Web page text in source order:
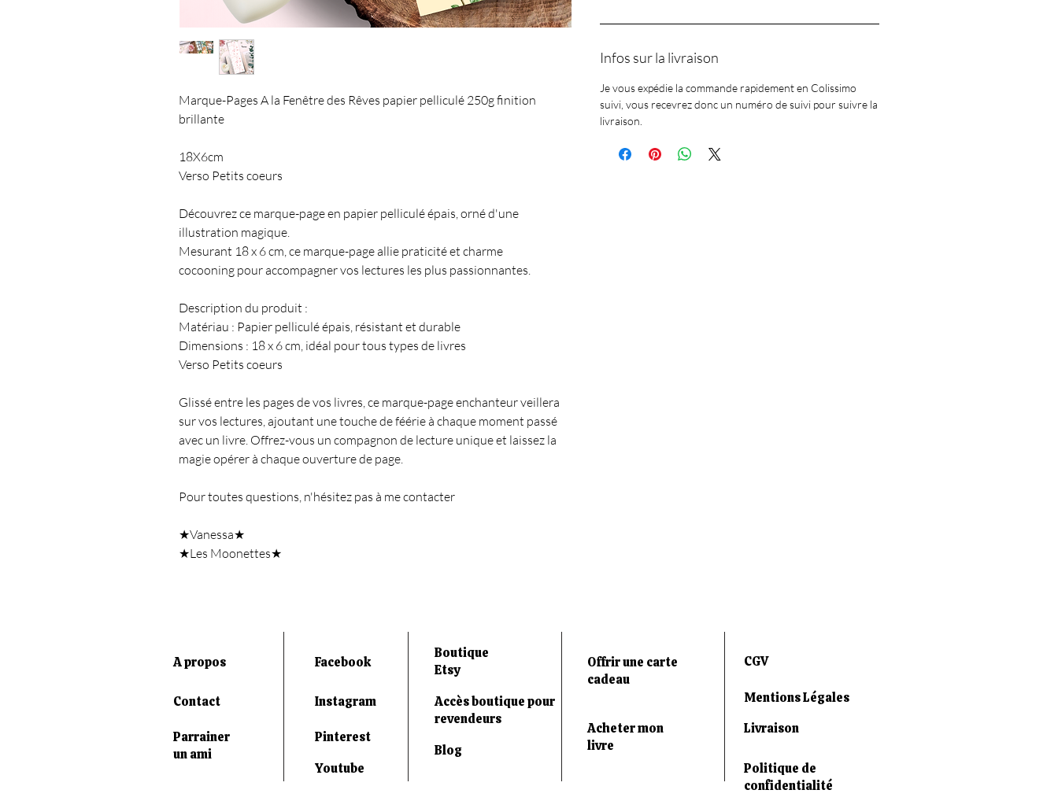
Marque-Pages A la Fenêtre des Rêves papier pelliculé 250g finition
brillante
18X6cm
Verso Petits coeurs
Découvrez ce marque-page en papier pelliculé épais, orné d'une
illustration magique.
Mesurant 18 x 6 cm, ce marque-page allie praticité et charme
cocooning pour accompagner vos lectures les plus passionnantes.
Description du produit :
Matériau : Papier pelliculé épais, résistant et durable
Dimensions : 18 x 6 cm, idéal pour tous types de livres
Verso Petits coeurs
Glissé entre les pages de vos livres, ce marque-page enchanteur veillera
sur vos lectures, ajoutant une touche de féérie à chaque moment passé
avec un livre. Offrez-vous un compagnon de lecture unique et laissez la
magie opérer à chaque ouverture de page.
Pour toutes questions, n'hésitez pas à me contacter
★Vanessa★
★Les Moonettes★
Infos sur la livraison
Je vous expédie la commande rapidement en Colissimo
suivi, vous recevrez donc un numéro de suivi pour suivre la
livraison.
A propos
Contact
Parrainer
un ami
Facebook
Instagram
Pinterest
Youtube
Boutique
Etsy
Accès boutique pour
revendeurs
Blog
Offrir une carte
cadeau
Acheter mon
livre
CGV
Mentions Légales
Livraison
Politique de
confidentialité